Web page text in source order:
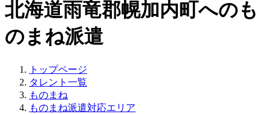
北海道雨竜郡幌加内町へのも
のまね派遣
トップページ
タレント一覧
ものまね
ものまね派遣対応エリア